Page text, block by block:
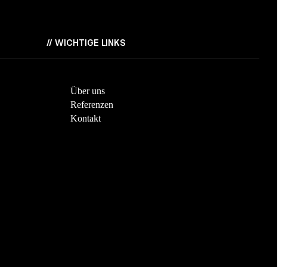
//WICHTIGE LINKS
Über uns
Referenzen
Kontakt